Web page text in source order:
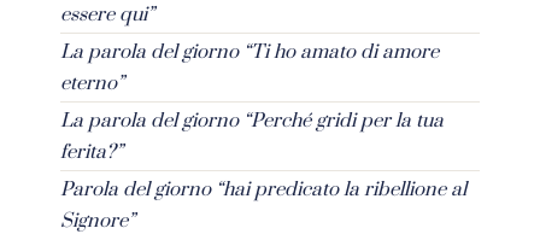
essere qui”
La parola del giorno “Ti ho amato di amore
eterno”
La parola del giorno “Perché gridi per la tua
ferita?”
Parola del giorno “hai predicato la ribellione al
Signore”